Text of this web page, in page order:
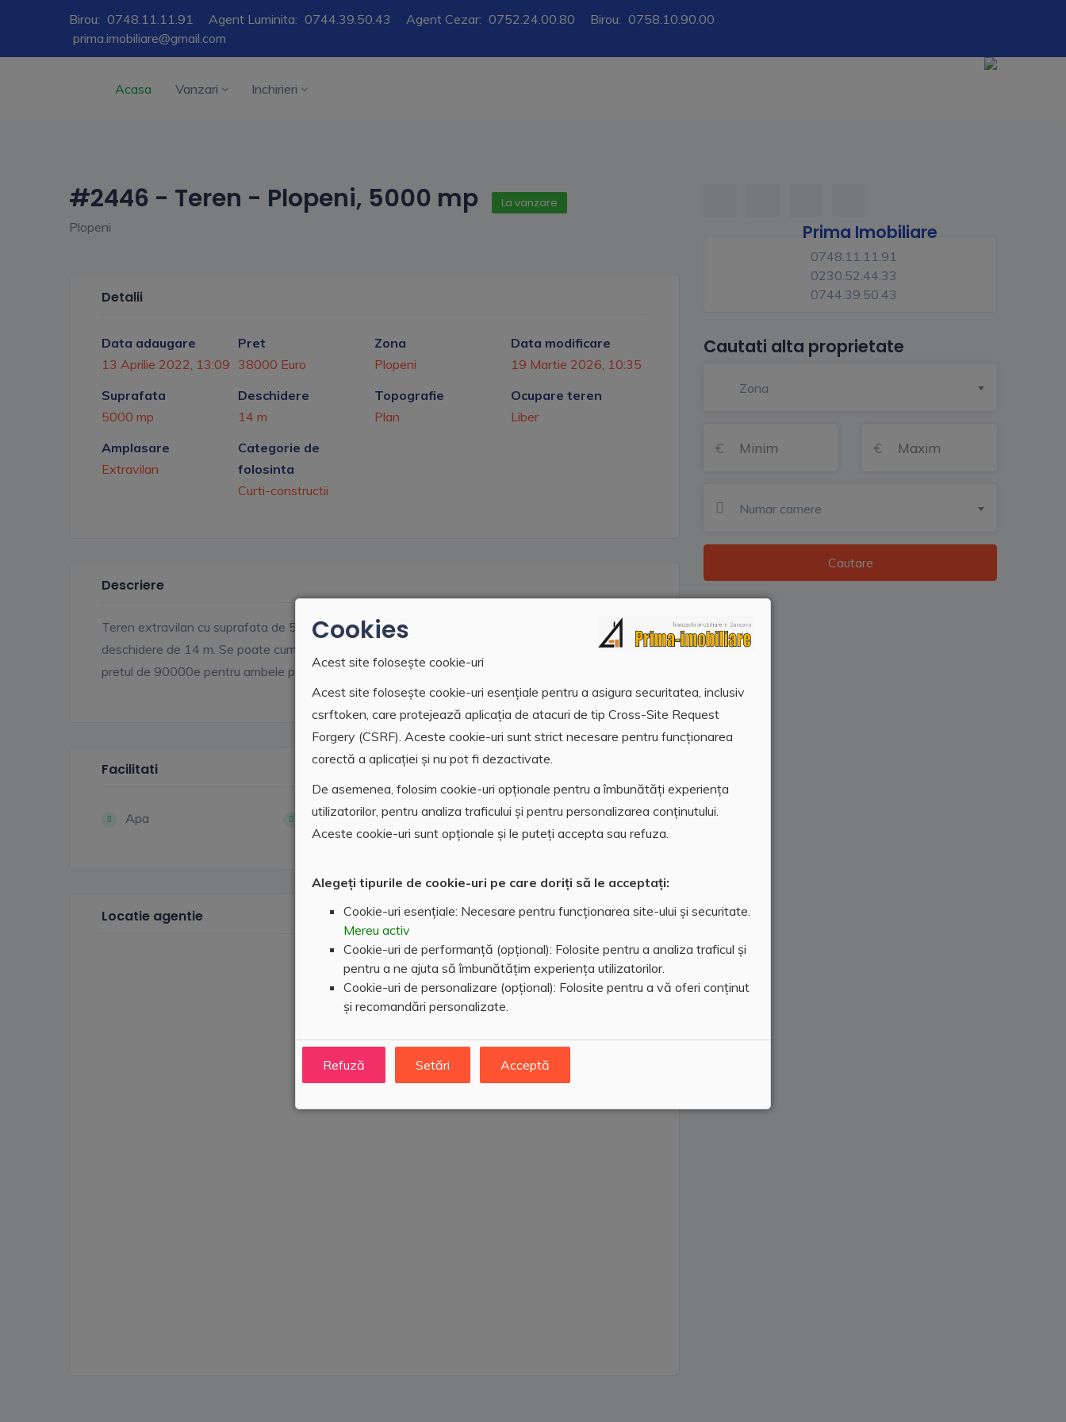
Cookies
Acest site folosește cookie-uri
Acest site folosește cookie-uri esențiale pentru a asigura securitatea, inclusiv
csrftoken, care protejează aplicația de atacuri de tip Cross-Site Request
Forgery (CSRF). Aceste cookie-uri sunt strict necesare pentru funcționarea
corectă a aplicației și nu pot fi dezactivate.
De asemenea, folosim cookie-uri opționale pentru a îmbunătăți experiența
utilizatorilor, pentru analiza traficului și pentru personalizarea conținutului.
Aceste cookie-uri sunt opționale și le puteți accepta sau refuza.
Alegeți tipurile de cookie-uri pe care doriți să le acceptați:
Cookie-uri esențiale: Necesare pentru funcționarea site-ului și securitate.
Mereu activ
Cookie-uri de performanță (opțional): Folosite pentru a analiza traficul și
pentru a ne ajuta să îmbunătățim experiența utilizatorilor.
Cookie-uri de personalizare (opțional): Folosite pentru a vă oferi conținut
și recomandări personalizate.
Refuză Setări Acceptă
Birou: 0748.11.11.91 Agent Luminita: 0744.39.50.43 Agent Cezar: 0752.24.00.80 Birou: 0758.10.90.00
prima.imobiliare@gmail.com
Acasa Vanzari Inchirieri
#2446 - Teren - Plopeni, 5000 mp La vanzare
Plopeni
Detalii
Data adaugare
13 Aprilie 2022, 13:09
Pret
38000 Euro
Zona
Plopeni
Data modificare
19 Martie 2026, 10:35
Suprafata
5000 mp
Deschidere
14 m
Topografie
Plan
Ocupare teren
Liber
Amplasare
Extravilan
Categorie de
folosinta
Curti-constructii
Descriere
Teren extravilan cu suprafata de 50 ari, toate utilitatile (apa, gaz, curent electric la strada),
deschidere de 14 m. Se poate cumpara si terenul de alaturi de 60 ari cu deschidere de 19 ml la
pretul de 90000e pentru ambele parcele.
Facilitati
Apa Curent electric Gaz
Locatie agentie
Prima Imobiliare
0748.11.11.91
0230.52.44.33
0744.39.50.43
Cautati alta proprietate
Zona
Numar camere
Cautare